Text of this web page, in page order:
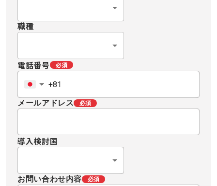
職種
電話番号 必須
メールアドレス 必須
導入検討国
お問い合わせ内容 必須